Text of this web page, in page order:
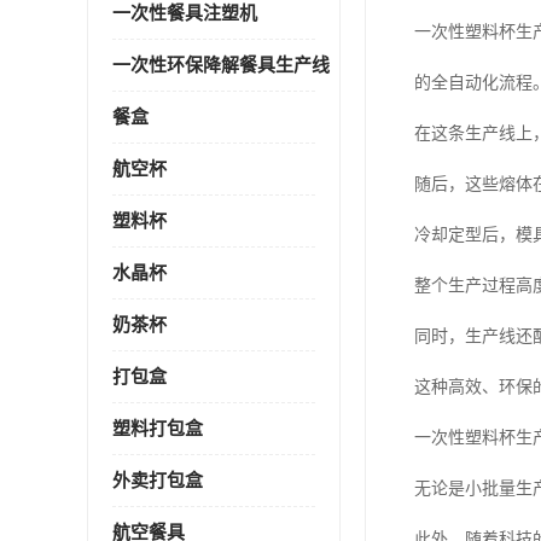
一次性餐具注塑机
一次性环保降解餐具生产线
餐盒
航空杯
塑料杯
水晶杯
奶茶杯
打包盒
塑料打包盒
外卖打包盒
航空餐具
一次性塑料杯生
的全自动化流程
在这条生产线上
随后，这些熔体
冷却定型后，模
整个生产过程高
同时，生产线
这种高效、环保
一次性塑料杯生
无论是小批量生